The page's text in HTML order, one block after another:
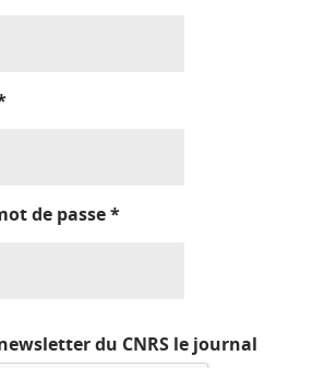
de passe*
du CNRS le journal